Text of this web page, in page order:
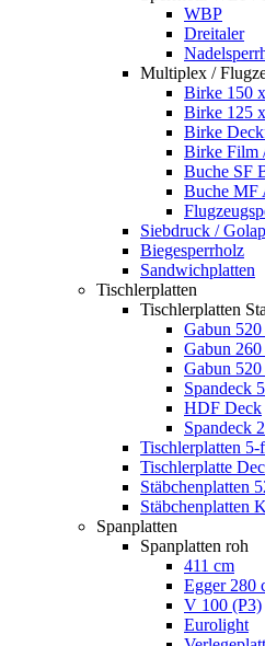
WBP
Dreitaler
Multiplex /
Birke 150
Birke 125
Birke
Birke Film
Buche SF
Buche MF
Siebdruck /
Biegesperrholz
Sandwichplatten
Tischlerplatten
Tischlerplatten
Gabun
Gabun
Gabun
Spandeck
HDF Deck
Spandeck
Tischlerplatten
Tischlerplatte
Stäbchenplatten
Stäbchenplatten
Spanplatten
Spanplatten roh
411 cm
Egger 280
V 100 (P3)
Eurolight